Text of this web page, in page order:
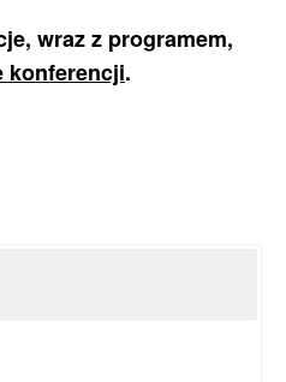
wraz z programem,
konferencji.